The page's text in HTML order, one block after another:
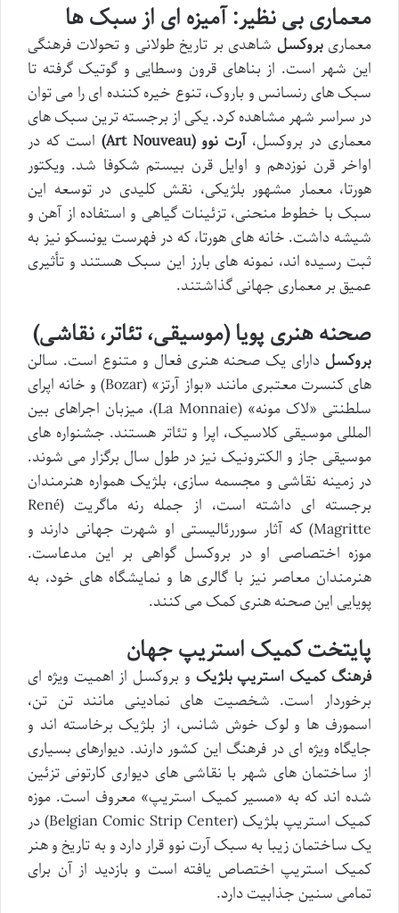
معماری بی نظیر: آمیزه ای از سبک ها
معماریبروکسل شاهدی بر تاریخ طولانی و تحولات فرهنگی
این شهر است. از بناهای قرون وسطایی و گوتیک گرفته تا
سبک های رنسانس و باروک، تنوع خیره کننده ای را می توان
در سراسر شهر مشاهده کرد. یکی از برجسته ترین سبک های
معماری در بروکسل،آرت نوو (Art Nouveau)
است که در
اواخر قرن نوزدهم و اوایل قرن بیستم شکوفا شد. ویکتور
هورتا، معمار مشهور بلژیکی، نقش کلیدی در توسعه این
سبک با خطوط منحنی، تزئینات گیاهی و استفاده از آهن و
شیشه داشت. خانه های هورتا، که در فهرست یونسکو نیز به
ثبت رسیده اند، نمونه های بارز این سبک هستند و تأثیری
عمیق بر معماری جهانی گذاشتند.
صحنه هنری پویا (موسیقی، تئاتر، نقاشی)
بروکسل دارای یک صحنه هنری فعال و متنوع است. سالن
های کنسرت معتبری مانند «بواز آرتز» (Bozar) و خانه اپرای
سلطنتی «لاک مونه» (La Monnaie)، میزبان اجراهای بین
المللی موسیقی کلاسیک، اپرا و تئاتر هستند. جشنواره های
موسیقی جاز و الکترونیک نیز در طول سال برگزار می شوند.
در زمینه نقاشی و مجسمه سازی، بلژیک همواره هنرمندان
برجسته ای داشته است، از جمله رنه ماگریت (René
Magritte) که آثار سوررئالیستی او شهرت جهانی دارند و
موزه اختصاصی او در بروکسل گواهی بر این مدعاست.
هنرمندان معاصر نیز با گالری ها و نمایشگاه های خود، به
پویایی این صحنه هنری کمک می کنند.
پایتخت کمیک استریپ جهان
فرهنگ کمیک استریپ بلژیک و بروکسل از اهمیت ویژه ای
برخوردار است. شخصیت های نمادینی مانند تن تن،
اسمورف ها و لوک خوش شانس، از بلژیک برخاسته اند و
جایگاه ویژه ای در فرهنگ این کشور دارند. دیوارهای بسیاری
از ساختمان های شهر با نقاشی های دیواری کارتونی تزئین
شده اند که به «مسیر کمیک استریپ» معروف است. موزه
کمیک استریپ بلژیک (Belgian Comic Strip Center) در
یک ساختمان زیبا به سبک آرت نوو قرار دارد و به تاریخ و هنر
کمیک استریپ اختصاص یافته است و بازدید از آن برای
تمامی سنین جذابیت دارد.